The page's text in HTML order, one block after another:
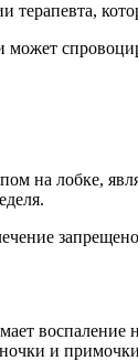
может
на лобке,
воспаление
и